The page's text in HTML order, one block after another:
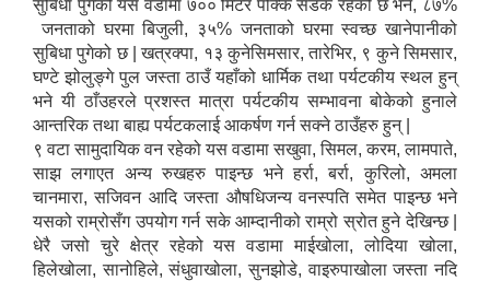
सुबिधा पुगेको यस वडामा ७०० मिटर पक्कि सडक रहेको छ भने, ८७%
जनताको घरमा बिजुली, ३५% जनताको घरमा स्वच्छ खानेपानीको
सुबिधा पुगेको छ | खत्रक्पा, १३ कुनेसिमसार, तारेभिर, ९ कुने सिमसार,
घण्टे झोलुङ्गे पुल जस्ता ठाउँ यहाँको धार्मिक तथा पर्यटकीय स्थल हुन्
भने यी ठाँउहरले प्रशस्त मात्रा पर्यटकीय सम्भावना बोकेको हुनाले
आन्तरिक तथा बाह्य पर्यटकलाई आकर्षण गर्न सक्ने ठाउँहरु हुन् |
९ वटा सामुदायिक वन रहेको यस वडामा सखुवा, सिमल, करम, लामपाते,
साझ लगाएत अन्य रुखहरु पाइन्छ भने हर्रा, बर्रा, कुरिलो, अमला
चानमारा, सजिवन आदि जस्ता औषधिजन्य वनस्पति समेत पाइन्छ भने
यसको राम्रोसँग उपयोग गर्न सके आम्दानीको राम्रो स्रोत हुने देखिन्छ |
धेरै जसो चुरे क्षेत्र रहेको यस वडामा माईखोला, लोदिया खोला,
हिलेखोला, सानोहिले, संधुवाखोला, सुनझोडे, वाइरुपाखोला जस्ता नदि